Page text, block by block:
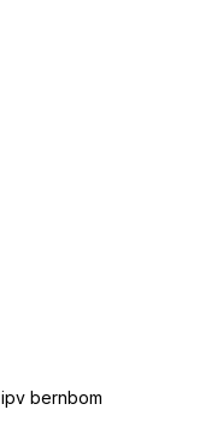
bernbom